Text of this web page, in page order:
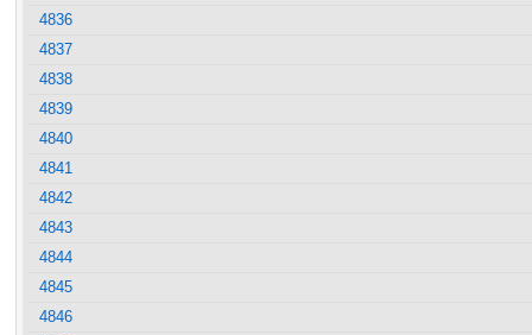
4836
4837
4838
4839
4840
4841
4842
4843
4844
4845
4846